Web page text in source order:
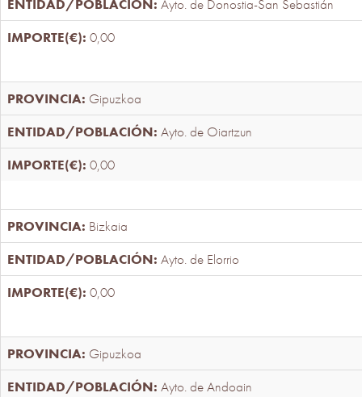
Ayto. de Donostia-San Sebastián
0,00
Gipuzkoa
Ayto. de Oiartzun
0,00
Bizkaia
Ayto. de Elorrio
0,00
Gipuzkoa
Ayto. de Andoain